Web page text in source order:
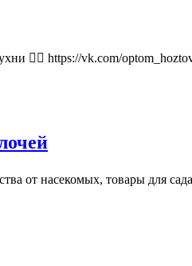
👉🏻 https://vk.com/
от насекомых, товары для